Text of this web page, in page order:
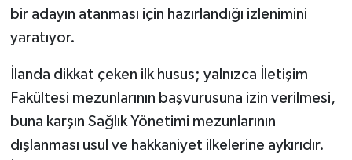
bir adayın atanması için hazırlandığı izlenimini
yaratıyor.
İlanda dikkat çeken ilk husus; yalnızca İletişim
Fakültesi mezunlarının başvurusuna izin verilmesi,
buna karşın Sağlık Yönetimi mezunlarının
dışlanması usul ve hakkaniyet ilkelerine aykırıdır.